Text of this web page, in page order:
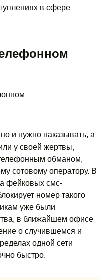
в сфере
и нужно наказывать, а
у своей жертвы,
обманом,
сотовому оператору. В
фейковых смс-
номер такого
уже были
в ближайшем офисе
о случившемся и
одной сети
быстро.